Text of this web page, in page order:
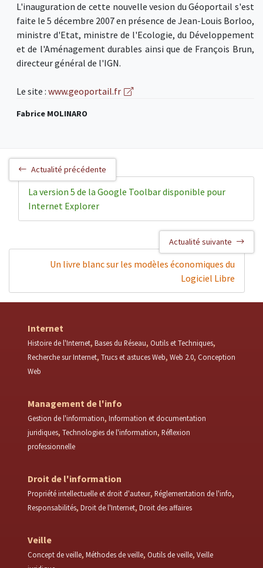
L'inauguration de cette nouvelle vesion du Géoportail s'est
faite le 5 décembre 2007 en présence de Jean-Louis Borloo,
ministre d'Etat, ministre de l'Ecologie, du Développement
et de l'Aménagement durables ainsi que de François Brun,
directeur général de l'IGN.
Le site : www.geoportail.fr
Fabrice MOLINARO
Actualité précédente
La version 5 de la Google Toolbar disponible pour
Internet Explorer
Actualité suivante
Un livre blanc sur les modèles économiques du
Logiciel Libre
Internet
Histoire de l'Internet Bases du Réseau Outils et Techniques
Recherche sur Internet Trucs et astuces Web Web 2.0 Conception
Web
Management de l'info
Gestion de l'information Information et documentation
juridiques Technologies de l'information Réflexion
professionnelle
Droit de l'information
Propriété intellectuelle et droit d'auteur Réglementation de l'info
Responsabilités Droit de l'Internet Droit des affaires
Veille
Concept de veille Méthodes de veille Outils de veille Veille